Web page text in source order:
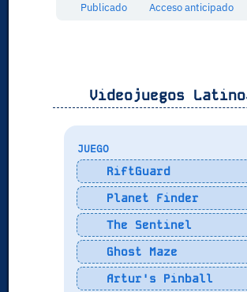
Publicado Acceso anticipado
Videojuegos
JUEGO
RiftGuard
Planet Finder
The Sentinel
Ghost Maze
Artur's Pinball